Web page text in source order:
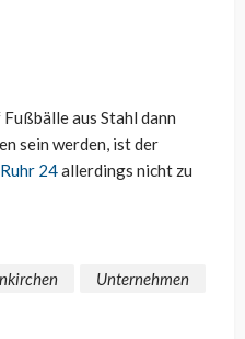
aus Stahl dann
sein werden, ist der
24allerdings nicht zu
Unternehmen